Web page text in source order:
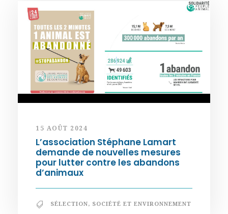
15 AOÛT 2024
L’association Stéphane Lamart
demande de nouvelles mesures
pour lutter contre les abandons
d’animaux
SÉLECTION, SOCIÉTÉ ET ENVIRONNEMENT